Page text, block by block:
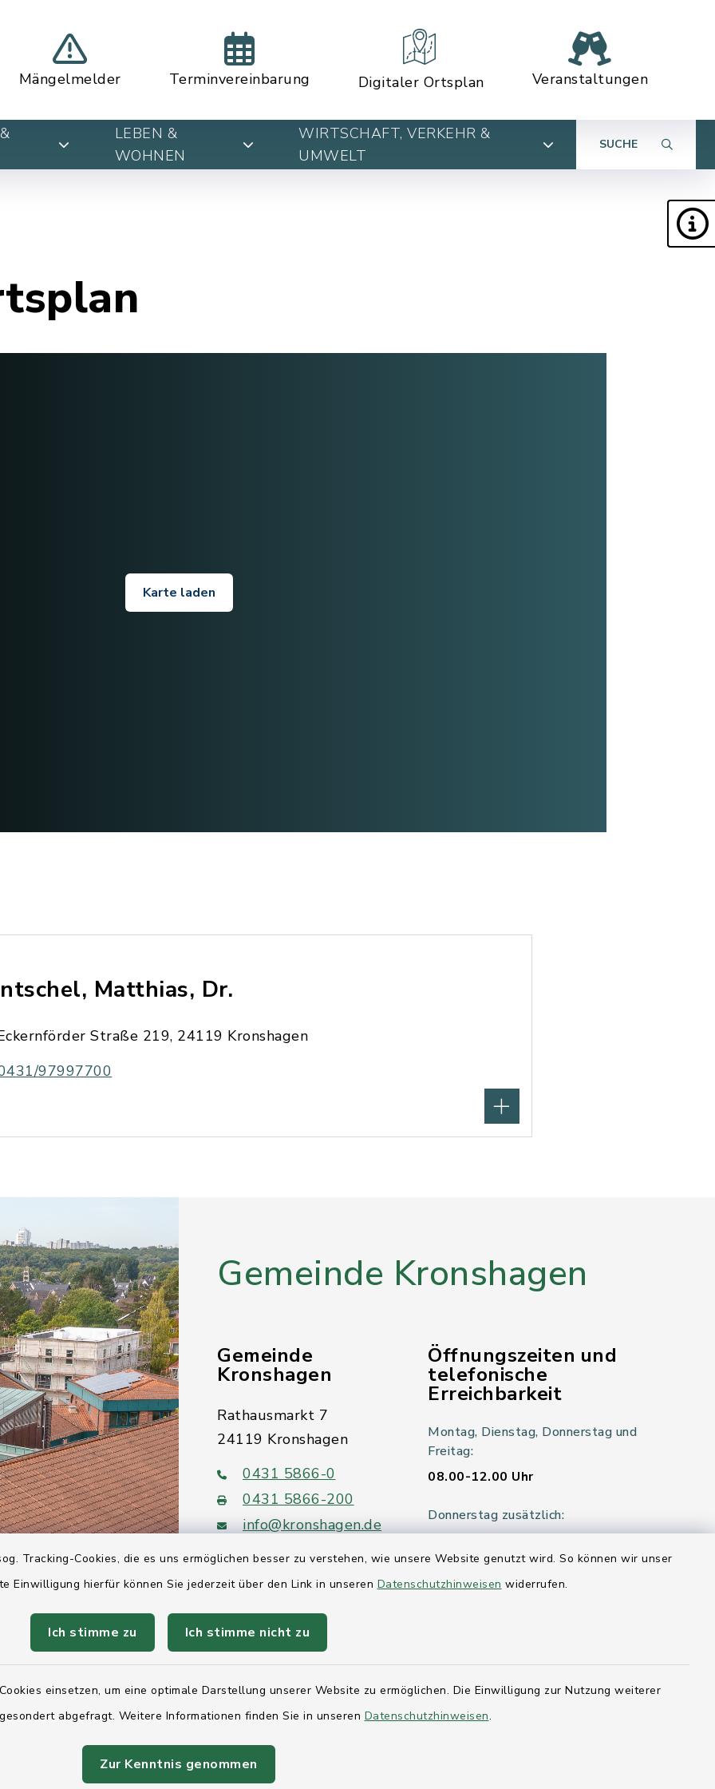
Tracking-Cookies, die es uns ermöglichen besser zu verstehen, wie unsere Website genutzt wird. So können wir unser
Einwilligung hierfür können Sie jederzeit über den Link in unseren Datenschutzhinweisen widerrufen.
Ich stimme zu Ich stimme nicht zu
einsetzen, um eine optimale Darstellung unserer Website zu ermöglichen. Die Einwilligung zur Nutzung weiterer
abgefragt. Weitere Informationen finden Sie in unseren Datenschutzhinweisen.
Zur Kenntnis genommen
Mängelmelder Terminvereinbarung Digitaler Ortsplan Veranstaltungen
LEBEN &
WOHNEN
WIRTSCHAFT, VERKEHR &
UMWELT
SUCHE
Karte laden
Matthias, Dr.
Straße 219, 24119 Kronshagen
97997700
Gemeinde Kronshagen
Gemeinde
Kronshagen
Rathausmarkt 7
24119 Kronshagen
0431 5866-0
0431 5866-200
info@kronshagen.de
Öffnungszeiten und
telefonische
Erreichbarkeit
Montag, Dienstag, Donnerstag und
Freitag:
08.00-12.00 Uhr
Donnerstag zusätzlich:
Mittwoch:
Quicklinks
Landesregierung Schleswig-
Kreis Rendsburg-Eckernförde